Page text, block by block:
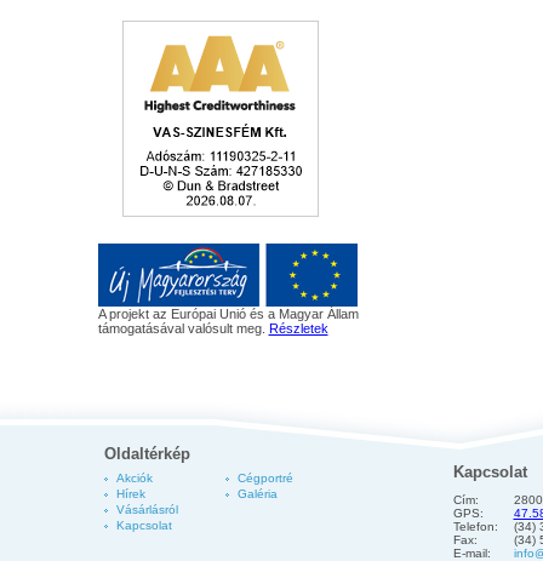
A projekt az Európai Unió és a Magyar Állam
támogatásával valósult meg. Részletek
Oldaltérkép
Akciók
Hírek
Vásárlásról
Kapcsolat
Cégportré
Galéria
Kapcsolat
Cím:
GPS:
Telefon:
(34)
Fax:
(34)
E-mail: